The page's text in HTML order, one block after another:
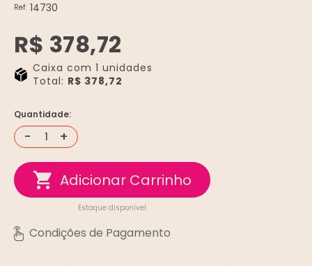
Ref: 14730
R$ 378,72
Caixa com 1 unidades
Total: R$ 378,72
Quantidade:
- +
Estoque disponível